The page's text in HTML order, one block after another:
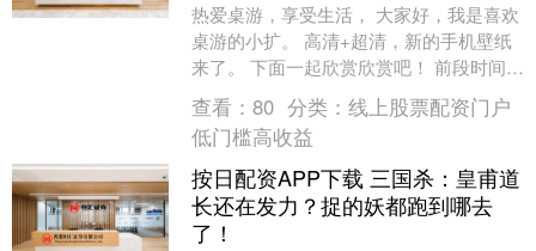
热爱桌游，享受生活， 大家好，我是喜欢
桌游的小扩。 高清+超清，新的手机壁纸
来了。 下面一起欣赏欣赏吧！ 前段时间看
到谋貂蝉新插画， 还以为是谋貂蝉新皮
肤。 风....
查看： 80 分类： 线上股票配资门户
低门槛高收益
按日配资APP下载 三国杀：皇甫道
长还在发力？捉的妖都跑到哪去
了！